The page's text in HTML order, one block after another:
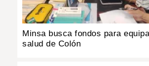
Minsa busca fondos para
salud de Colón